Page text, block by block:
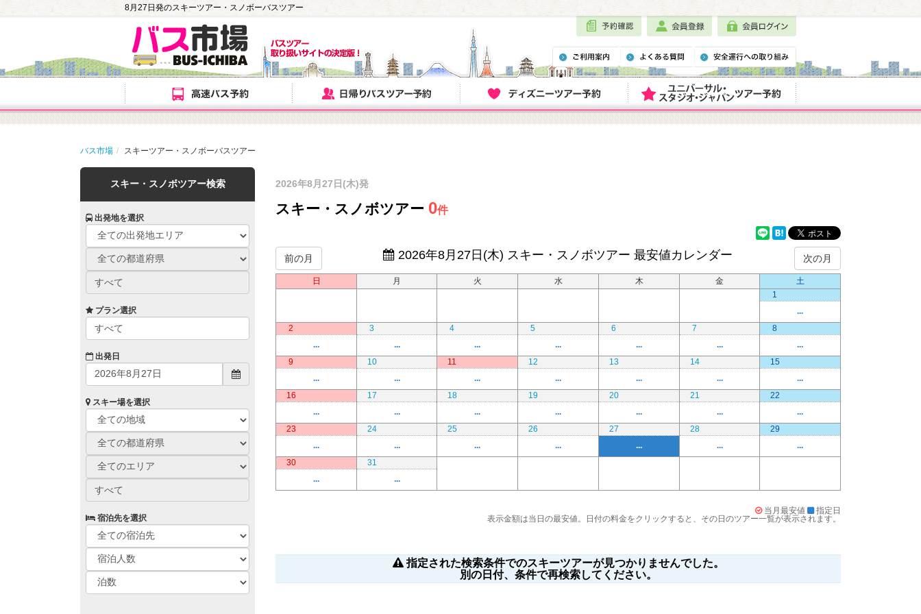
8月27日発のスキーツアー・スノボーバスツアー
バス市場 スキーツアー・スノボーバスツアー
スキー・スノボツアー検索
出発地を選択
すべて
プラン選択
すべて
出発日
スキー場を選択
すべて
宿泊先を選択
2026年8月27日(木)発
スキー・スノボツアー 0件
前の月 2026年8月27日(木) スキー・スノボツアー 最安値カレンダー 次の月
日 月 火 水 木 金
土
1
...
2
...
3
...
4
...
5
...
6
...
7
...
8
...
9
...
10
...
11
...
12
...
13
...
14
...
15
...
16
...
17
...
18
...
19
...
20
...
21
...
22
...
23
...
24
...
25
...
26
...
27
...
28
...
29
...
30
...
31
...
当月最安値
指定日
表示金額は当日の最安値。日付の料金をクリックすると、その日のツアー一覧が表示されます。
指定された検索条件でのスキーツアーが見つかりませんでした。
別の日付、条件で再検索してください。